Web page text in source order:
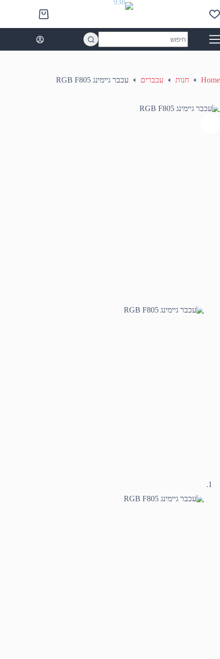
to
content
Shopping
cart
results
Home חנות עכברים עכבר גיימינג RGB F805